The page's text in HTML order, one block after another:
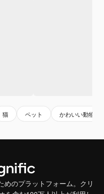
猫 ペット かわいい動物
のプラットフォーム。クリ